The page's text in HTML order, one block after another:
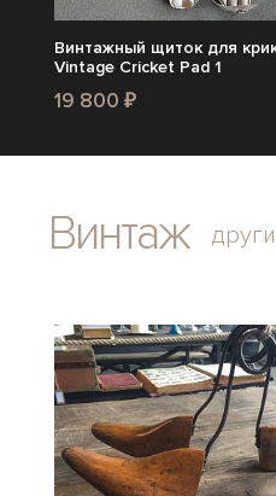
Винтажный щиток для
Vintage Cricket Pad 1
19 800 ₽
Винтаж